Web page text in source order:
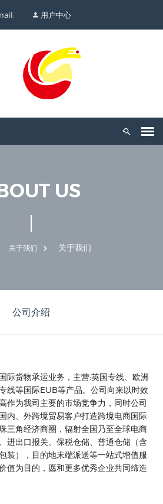
用户中心
US
关于我们 关于我们
公司介绍
货物承运业务，主营:英国专线、欧洲
线等国际EUB等产品。公司向来以时效
作为我司主要的市场竞争力，同时公司
内、外跨境贸易客户打造跨境电商国际
三角经济商圈，辐射全国乃至全球电商
进出口报关、保税仓储、普通仓储（含
装），目的地末端派送等一站式增值服
值为目的，愿和更多优秀企业共同缔造